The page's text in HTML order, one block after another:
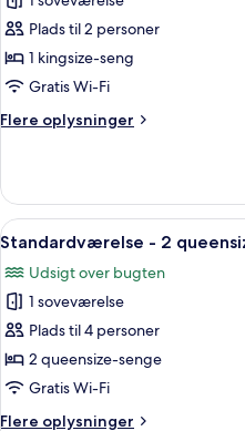
Standardværelse
-
1
seng
til
bugt
Plads til 2 personer
1 kingsize-seng
Gratis Wi-Fi
Flere oplysninger
Flere
-
kingsize-
-
udsigt
til
bugt
Indlæs
alle
billeder
af
Standardværelse
-
2
7
Standardværelse - 2
Udsigt over bugten
1 soveværelse
Plads til 4 personer
2 queensize-senge
Gratis Wi-Fi
Flere oplysninger
Flere